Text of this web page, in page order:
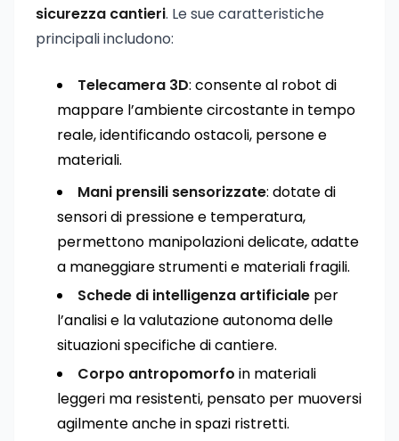
sicurezza cantieri. Le sue caratteristiche
principali includono:
Telecamera 3D: consente al robot di
mappare l’ambiente circostante in tempo
reale, identificando ostacoli, persone e
materiali.
Mani prensili sensorizzate: dotate di
sensori di pressione e temperatura,
permettono manipolazioni delicate, adatte
a maneggiare strumenti e materiali fragili.
Schede di intelligenza artificiale per
l’analisi e la valutazione autonoma delle
situazioni specifiche di cantiere.
Corpo antropomorfo in materiali
leggeri ma resistenti, pensato per muoversi
agilmente anche in spazi ristretti.